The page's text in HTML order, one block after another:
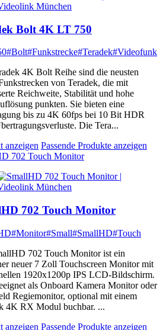
Bolt 4K LT 750
#Bolt#Funkstrecke#Teradek#Videofunk
4K Bolt Reihe sind die neusten
von Teradek, die mit
Reichweite, Stabilität und hohe
punkten. Sie bieten eine
bis zu 4K 60fps bei 10 Bit HDR
Die Tera...
anzeigen Passende Produkte anzeigen
702 Touch Monitor
702 Touch Monitor
#Monitor#Small#SmallHD#Touch
702 Touch Monitor ist ein
neuer 7 Zoll Touchscreen Monitor mit
1920x1200p IPS LCD-Bildschirm.
als Onboard Kamera Monitor oder
Regiemonitor, optional mit einem
4K RX Modul buchbar. ...
anzeigen Passende Produkte anzeigen